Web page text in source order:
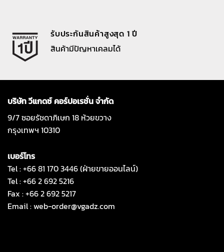
รับประกันสินค้าสูงสุด 1 ปี
สินค้ามีปัญหาเคลมได้
บริษัท วีแกดซ์ คอร์ปอเรชั่น จำกัด
9/7 ซอยรัชดาภิเษก 18 ห้วยขวาง
กรุงเทพฯ 10310
เบอร์โทร
Tel : +66 81 170 3446 (ฝ่ายขายออนไลน์)
Tel : +66 2 692 5216
Fax : +66 2 692 5217
Email :web-order@vgadz.com